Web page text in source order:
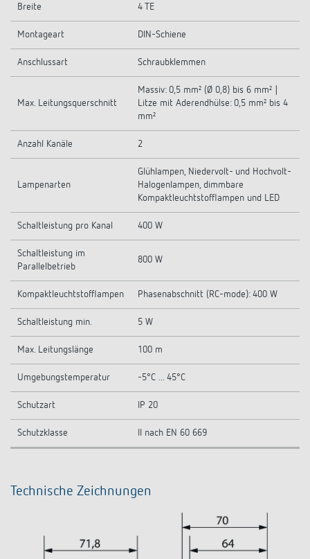
Breite 4 TE
Montageart DIN-Schiene
Anschlussart Schraubklemmen
Max. Leitungsquerschnitt
Massiv: 0,5 mm² (Ø 0,8) bis 6 mm² |
Litze mit Aderendhülse: 0,5 mm² bis 4
mm²
Anzahl Kanäle 2
Lampenarten
Glühlampen, Niedervolt- und Hochvolt-
Halogenlampen, dimmbare
Kompaktleuchtstofflampen und LED
Schaltleistung pro Kanal 400 W
Schaltleistung im
Parallelbetrieb
800 W
Kompaktleuchtstofflampen Phasenabschnitt (RC-mode): 400 W
Schaltleistung min. 5 W
Max. Leitungslänge 100 m
Umgebungstemperatur -5°C ... 45°C
Schutzart IP 20
Schutzklasse II nach EN 60 669
Technische Zeichnungen